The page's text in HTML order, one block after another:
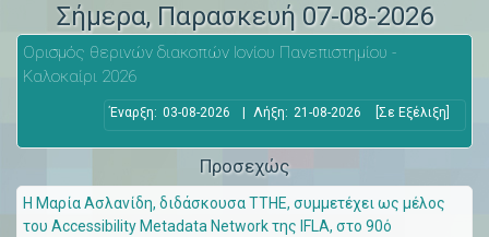
Σήμερα, Παρασκευή 07-08-2026
Ορισμός θερινών διακοπών Ιονίου Πανεπιστημίου -
Καλοκαίρι 2026
Έναρξη: 03-08-2026 Λήξη: 21-08-2026 [Σε Εξέλιξη]
Προσεχώς
Η Μαρία Ασλανίδη, διδάσκουσα ΤΤΗΕ, συμμετέχει ως μέλος
του Accessibility Metadata Network της IFLA, στο 90ό